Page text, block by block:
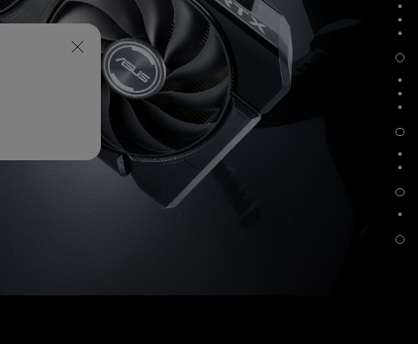
Rodamientos dobles de bolas para ventiladores
Diseño de 2,5 ranuras
Tecnología Auto-Extreme
Placa posterior protectora
Soporte de acero inoxidable